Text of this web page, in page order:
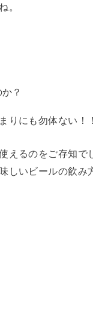
。
？
りにも勿体ない！
えるのをご存知で
しいビールの飲み